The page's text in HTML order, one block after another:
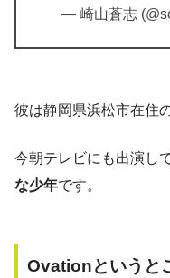
— 崎山蒼志
彼は静岡県浜松市在住
今朝テレビにも出演し
な少年です。
Ovationというと